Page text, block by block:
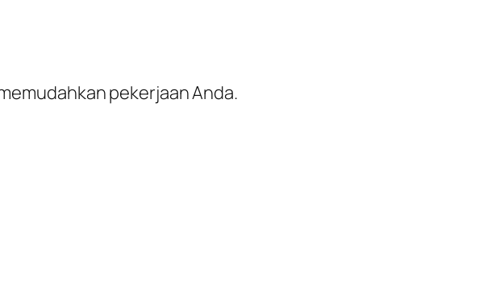
pekerjaan Anda.